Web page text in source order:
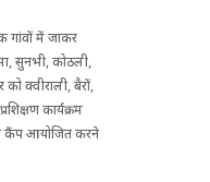
गांवों में जाकर
सुनभी, कोठली,
क्वीराली, बैरों,
कार्यक्रम
में कैंप आयोजित करने